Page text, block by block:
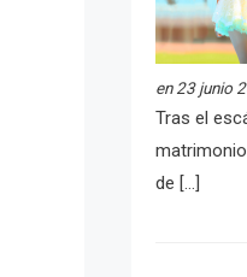
en 23 junio
Tras el
de […]